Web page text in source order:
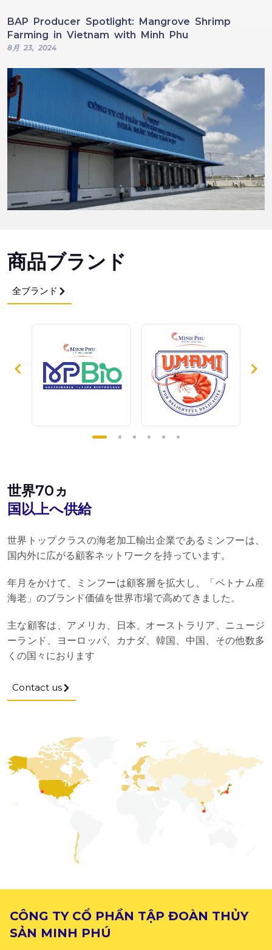
BAP Producer Spotlight: Mangrove Shrimp
Farming in Vietnam with Minh Phu
8月 23, 2024
商品ブランド
全ブランド
世界70ヵ
国以上へ供給
世界トップクラスの海老加工輸出企業であるミンフーは、
国内外に広がる顧客ネットワークを持っています。
年月をかけて、ミンフーは顧客層を拡大し、「ベトナム産
海老」のブランド価値を世界市場で高めてきました。
主な顧客は、アメリカ、日本、オーストラリア、ニュージ
ーランド、ヨーロッパ、カナダ、韓国、中国、その他数多
くの国々におります
Contact us
CÔNG TY CỔ PHẦN TẬP ĐOÀN THỦY
SẢN MINH PHÚ